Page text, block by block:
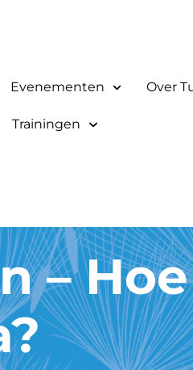
Evenementen Over
Trainingen
–